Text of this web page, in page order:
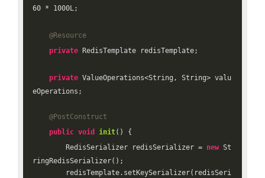
60 * 1000L;
@Resource
private RedisTemplate redisTemplate;
private ValueOperations<String, String> valu
eOperations;
@PostConstruct
public void init()
{
RedisSerializer redisSerializer = new St
ringRedisSerializer();
redisTemplate.setKeySerializer(redisSeri